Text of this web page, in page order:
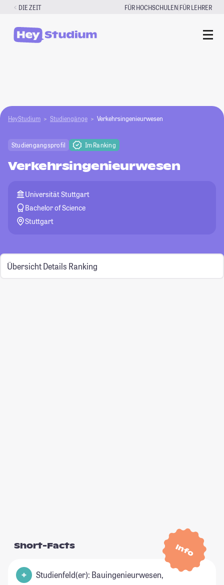
Zum
springen
DIE ZEIT FÜR HOCHSCHULEN|FÜR LEHRER
HeyStudium Studiengänge Verkehrsingenieurwesen
Studiengangsprofil Im Ranking
Verkehrsingenieurwesen
Universität Stuttgart
Bachelor of Science
Stuttgart
Übersicht Details Ranking
Info
Short-Facts
Studienfeld(er): Bauingenieurwesen,